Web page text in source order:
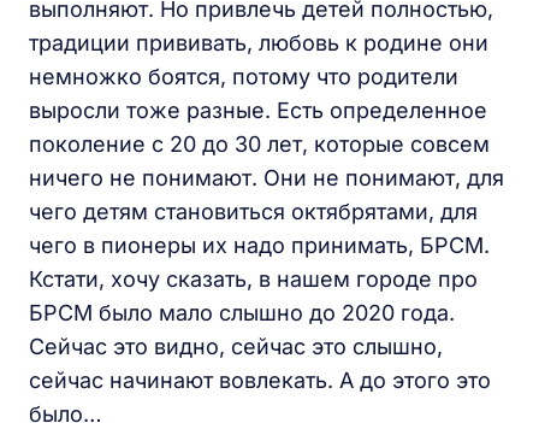
выполняют. Но привлечь детей полностью,
традиции прививать, любовь к родине они
немножко боятся, потому что родители
выросли тоже разные. Есть определенное
поколение с 20 до 30 лет, которые совсем
ничего не понимают. Они не понимают, для
чего детям становиться октябрятами, для
чего в пионеры их надо принимать, БРСМ.
Кстати, хочу сказать, в нашем городе про
БРСМ было мало слышно до 2020 года.
Сейчас это видно, сейчас это слышно,
сейчас начинают вовлекать. А до этого это
было…